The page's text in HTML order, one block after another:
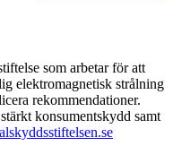
som arbetar för att
elektromagnetisk strålning
rekommendationer.
konsumentskydd samt